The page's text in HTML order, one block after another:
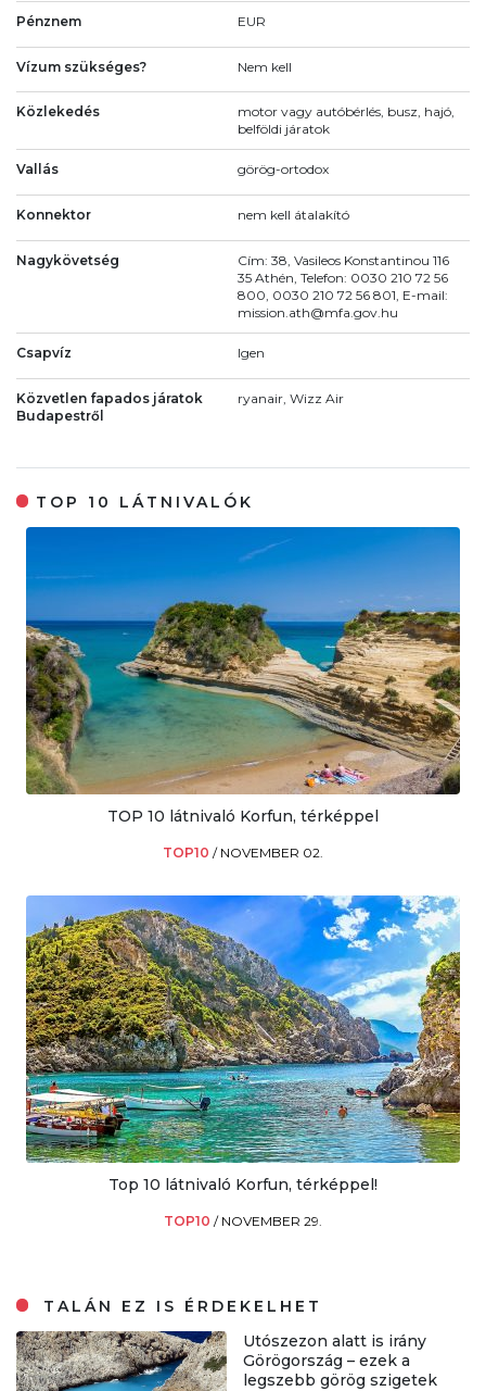
Pénznem EUR
Vízum szükséges? Nem kell
Közlekedés
motor vagy autóbérlés, busz, hajó,
belföldi járatok
Vallás görög-ortodox
Konnektor nem kell átalakító
Nagykövetség
Cím: 38, Vasileos Konstantinou 116
35 Athén, Telefon: 0030 210 72 56
800, 0030 210 72 56 801, E-mail:
mission.ath@mfa.gov.hu
Csapvíz Igen
Közvetlen fapados járatok
Budapestről
ryanair, Wizz Air
TOP 10 LÁTNIVALÓK
TOP 10 látnivaló Korfun, térképpel
TOP10 / NOVEMBER 02.
Top 10 látnivaló Korfun, térképpel!
TOP10 / NOVEMBER 29.
TALÁN EZ IS ÉRDEKELHET
Utószezon alatt is irány
Görögország – ezek a
legszebb görög szigetek